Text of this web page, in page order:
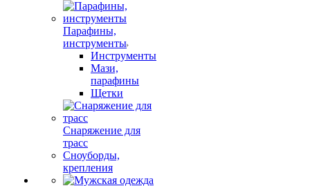
Парафины,
инструменты
Инструменты
Мази,
парафины
Щетки
Снаряжение для
трасс
Сноуборды,
крепления